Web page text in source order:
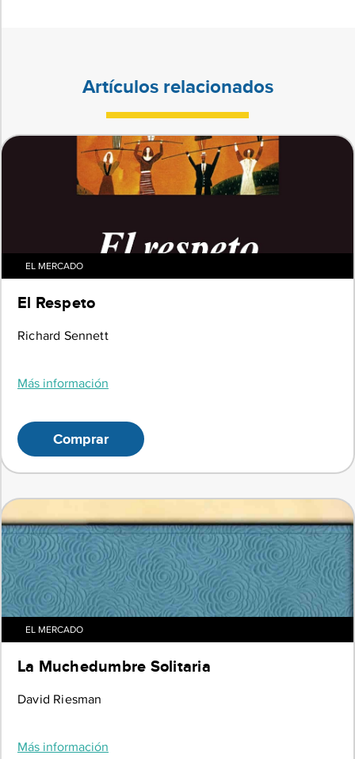
Artículos relacionados
EL MERCADO
El Respeto
Richard Sennett
Más información
Comprar
EL MERCADO
La Muchedumbre Solitaria
David Riesman
Más información